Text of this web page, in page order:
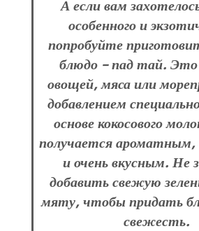
А если вам
особенного и
попробуйте
блюдо – пад тай. Это
овощей, мяса или
добавлением
основе кокосового
получается
и очень вкусным. Не
добавить свежую
мяту, чтобы придать
свежесть.